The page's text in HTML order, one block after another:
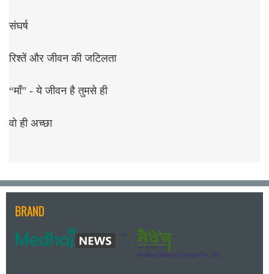
संघर्ष
रिश्तें और जीवन की जटिलता
“माँ” - ये जीवन है तुमसे ही
वो ही अच्छा
BRAND